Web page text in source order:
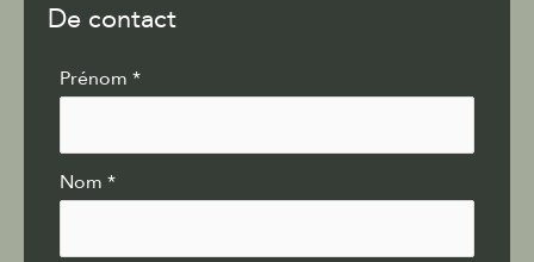
De contact
Formulaire
avec
téléphone
Prénom *
Nom *